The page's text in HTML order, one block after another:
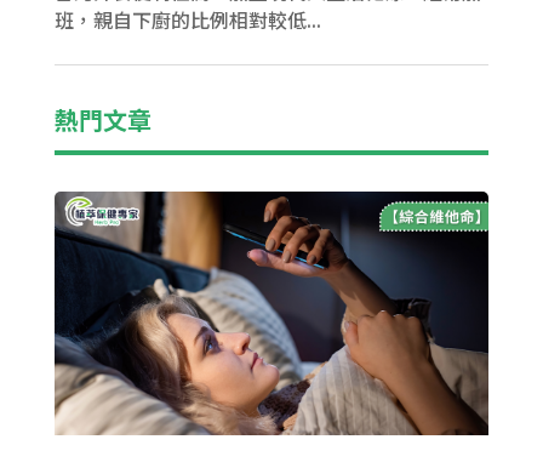
班，親自下廚的比例相對較低...
熱門文章